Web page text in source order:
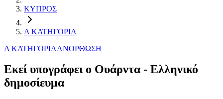
ΚΥΠΡΟΣ
Α ΚΑΤΗΓΟΡΙΑ
Α ΚΑΤΗΓΟΡΙΑΑΝΟΡΘΩΣΗ
Εκεί υπογράφει ο Ουάρντα - Ελληνικό
δημοσίευμα